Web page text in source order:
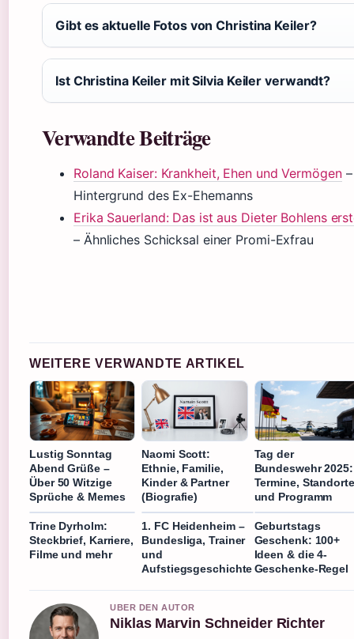
Gibt es aktuelle Fotos von Christina Keiler?
Ist Christina Keiler mit Silvia Keiler verwandt?
Verwandte Beiträge
Roland Kaiser: Krankheit, Ehen und Vermögen–
Hintergrund des Ex-Ehemanns
Erika Sauerland: Das ist aus Dieter Bohlens
– Ähnliches Schicksal einer Promi-Exfrau
WEITERE VERWANDTE ARTIKEL
Lustig Sonntag
Abend Grüße –
Über 50 Witzige
Sprüche & Memes
Naomi Scott:
Ethnie, Familie,
Kinder & Partner
(Biografie)
Tag der
Bundeswehr 2025:
Termine, Standorte
und Programm
Trine Dyrholm:
Steckbrief, Karriere,
Filme und mehr
1. FC Heidenheim –
Bundesliga, Trainer
und
Aufstiegsgeschichte
Geburtstags
Geschenk: 100+
Ideen & die 4-
Geschenke-Regel
UBER DEN AUTOR
Niklas Marvin Schneider Richter